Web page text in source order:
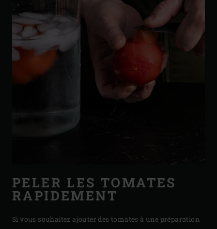
PELER LES TOMATES
RAPIDEMENT
Si vous souhaitez ajouter des tomates à une préparation